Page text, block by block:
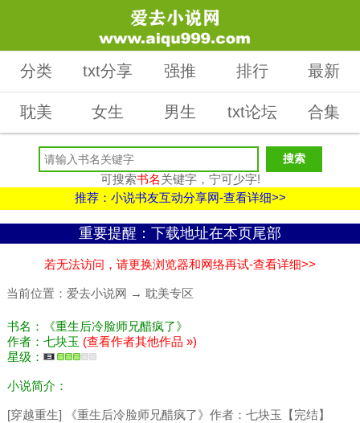
分类 txt分享 强推 排行 最新
耽美 女生 男生 txt论坛 合集
可搜索书名关键字，宁可少字!
推荐：小说书友互动分享网-查看详细>>
重要提醒：下载地址在本页尾部
若无法访问，请更换浏览器和网络再试-查看详细>>
当前位置： 爱去小说网 → 耽美专区
书名：《重生后冷脸师兄醋疯了》
作者：七块玉 (查看作者其他作品 »)
星级：
小说简介：
[穿越重生] 《重生后冷脸师兄醋疯了》作者：七块玉【完结】